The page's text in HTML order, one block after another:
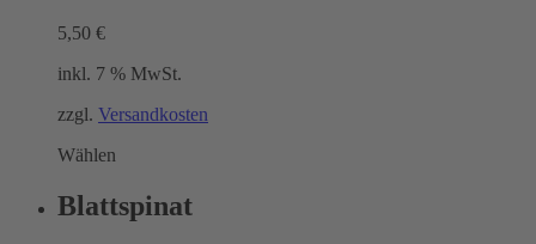
5,50 €
inkl. 7 % MwSt.
zzgl. Versandkosten
Wählen
Blattspinat